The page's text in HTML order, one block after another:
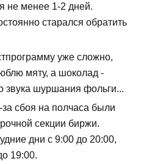
не менее 1-2 дней.
старался обратить
уже сложно,
мяту, а шоколад -
звука шуршания фольги...
сбоя на полчаса были
секции биржи.
дни с 9:00 до 20:00,
19:00.